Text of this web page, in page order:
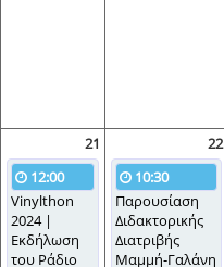
21 22
12:00
Vinylthon
2024 |
Εκδήλωση
του Ράδιο
10:30
Παρουσίαση
Διδακτορικής
Διατριβής
Μαμμή-Γαλάνη